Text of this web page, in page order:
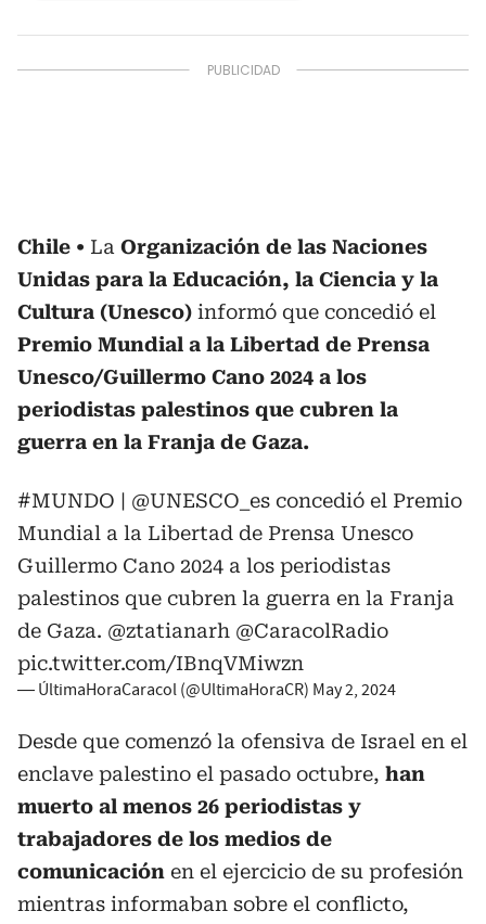
Chile La Organización de las Naciones
Unidas para la Educación, la Ciencia y la
Cultura (Unesco) informó que concedió el
Premio Mundial a la Libertad de Prensa
Unesco/Guillermo Cano 2024 a los
periodistas palestinos que cubren la
guerra en la Franja de Gaza.
#MUNDO | @UNESCO_es concedió el Premio
Mundial a la Libertad de Prensa Unesco
Guillermo Cano 2024 a los periodistas
palestinos que cubren la guerra en la Franja
de Gaza. @ztatianarh @CaracolRadio
pic.twitter.com/IBnqVMiwzn
— ÚltimaHoraCaracol (@UltimaHoraCR) May 2, 2024
Desde que comenzó la ofensiva de Israel en el
enclave palestino el pasado octubre, han
muerto al menos 26 periodistas y
trabajadores de los medios de
comunicación en el ejercicio de su profesión
mientras informaban sobre el conflicto,